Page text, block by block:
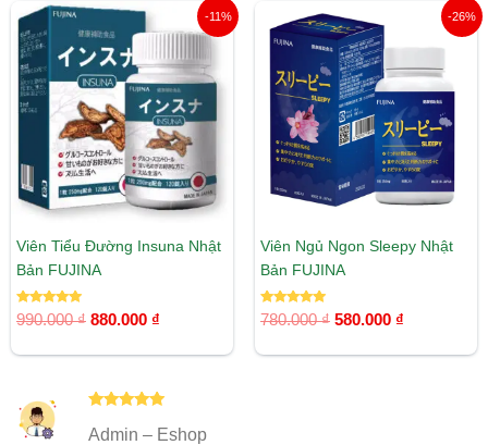
-11%
Viên Tiểu Đường Insuna Nhật
Bản FUJINA
Được xếp
hạng
990.000₫
Giá
gốc
là:
990.000 ₫.
880.000 ₫
hiện
là:
880.000 ₫.
-26%
Viên Ngủ Ngon Sleepy Nhật
Bản FUJINA
Được xếp
hạng
780.000₫
gốc
là:
780.000 ₫.
580.000 ₫
tại
là:
580.000 ₫.
hạng55
Admin – Eshop